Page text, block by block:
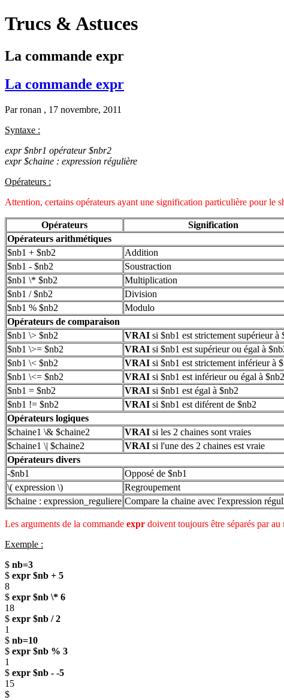
Trucs & Astuces
La commande expr
La commande expr
Parronan , 17 novembre, 2011
Syntaxe :
expr $nbr1 opérateur $nbr2
expr $chaine : expression régulière
Opérateurs :
Attention, certains opérateurs ayant une signification particulière pour le
Opérateurs
Signification
Opérateurs arithmétiques
$nb1 + $nb2
Addition
$nb1 - $nb2
Soustraction
$nb1 \* $nb2
Multiplication
$nb1 / $nb2
Division
$nb1 % $nb2
Modulo
Opérateurs de comparaison
$nb1 \> $nb2
VRAI si $nb1 est strictement supérieur à
$nb1 \>= $nb2
VRAI si $nb1 est supérieur ou égal à
$nb1 \< $nb2
VRAI si $nb1 est strictement inférieur à
$nb1 \<= $nb2
VRAI si $nb1 est inférieur ou égal à $nb2
$nb1 = $nb2
VRAI si $nb1 est égal à $nb2
$nb1 != $nb2
VRAI si $nb1 est diférent de $nb2
Opérateurs logiques
$chaine1 \& $chaine2
VRAI si les 2 chaines sont vraies
$chaine1 \| $chaine2
VRAI si l'une des 2 chaines est vraie
Opérateurs divers
-$nb1
Opposé de $nb1
\( expression \)
Regroupement
$chaine : expression_reguliere Compare la chaine avec l'expression
Les arguments de la commande expr doivent toujours être séparés par
Exemple :
$ nb=3
$ expr $nb + 5
8
$ expr $nb \* 6
18
$ expr $nb / 2
1
$ nb=10
$ expr $nb % 3
1
$ expr $nb - -5
15
$